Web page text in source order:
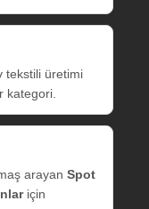
tekstili üretimi
kategori.
arayan Spot
için